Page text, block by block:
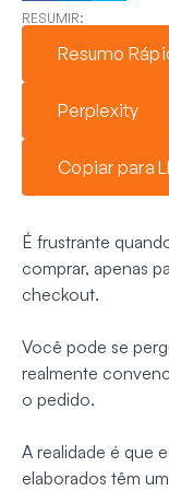
RESUMIR:
Resumo
Perplexity
Copiar para
É frustrante
comprar, apenas
checkout.
Você pode se
realmente
o pedido.
A realidade é que
elaborados têm